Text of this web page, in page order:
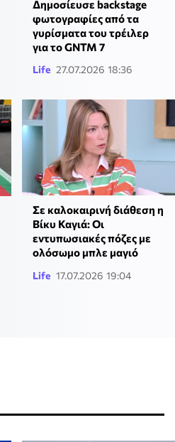
Δημοσίευσε backstage
φωτογραφίες από τα
γυρίσματα του τρέιλερ
για το GNTM 7
Life 27.07.2026 18:36
Σε καλοκαιρινή διάθεση η
Βίκυ Καγιά: Οι
εντυπωσιακές πόζες με
ολόσωμο μπλε μαγιό
Life 17.07.2026 19:04